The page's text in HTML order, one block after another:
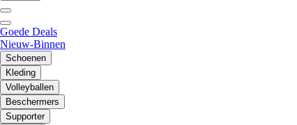
Goede Deals
Nieuw-Binnen
Schoenen
Kleding
Volleyballen
Beschermers
Supporter